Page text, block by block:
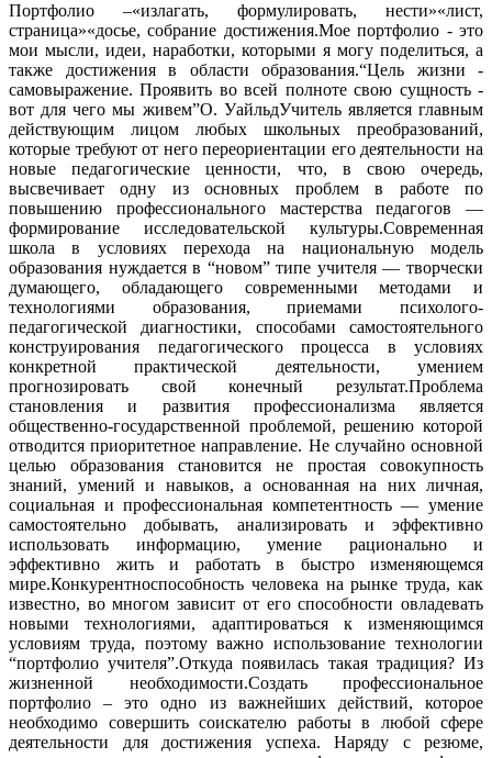
Портфолио –«излагать, формулировать, нести»«лист,
страница»«досье, собрание достижения.Мое портфолио - это
мои мысли, идеи, наработки, которыми я могу поделиться, а
также достижения в области образования.“Цель жизни -
самовыражение. Проявить во всей полноте свою сущность -
вот для чего мы живем”О. УайльдУчитель является главным
действующим лицом любых школьных преобразований,
которые требуют от него переориентации его деятельности на
новые педагогические ценности, что, в свою очередь,
высвечивает одну из основных проблем в работе по
повышению профессионального мастерства педагогов —
формирование исследовательской культуры.Современная
школа в условиях перехода на национальную модель
образования нуждается в “новом” типе учителя — творчески
думающего, обладающего современными методами и
технологиями образования, приемами психолого-
педагогической диагностики, способами самостоятельного
конструирования педагогического процесса в условиях
конкретной практической деятельности, умением
прогнозировать свой конечный результат.Проблема
становления и развития профессионализма является
общественно-государственной проблемой, решению которой
отводится приоритетное направление. Не случайно основной
целью образования становится не простая совокупность
знаний, умений и навыков, а основанная на них личная,
социальная и профессиональная компетентность — умение
самостоятельно добывать, анализировать и эффективно
использовать информацию, умение рационально и
эффективно жить и работать в быстро изменяющемся
мире.Конкурентноспособность человека на рынке труда, как
известно, во многом зависит от его способности овладевать
новыми технологиями, адаптироваться к изменяющимся
условиям труда, поэтому важно использование технологии
“портфолио учителя”.Откуда появилась такая традиция? Из
жизненной необходимости.Создать профессиональное
портфолио – это одно из важнейших действий, которое
необходимо совершить соискателю работы в любой сфере
деятельности для достижения успеха. Наряду с резюме,